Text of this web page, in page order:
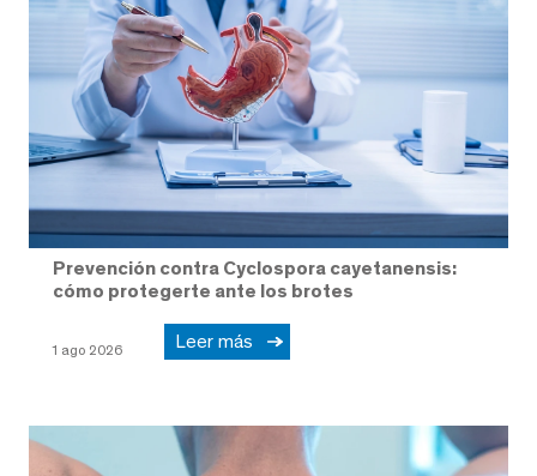
Prevención contra Cyclospora cayetanensis:
cómo protegerte ante los brotes
1 ago 2026 Leer más